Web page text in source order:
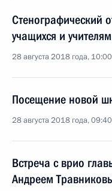
Стенографический
учащихся и
28 августа 2018 года, 10:00
Посещение новой
28 августа 2018 года, 09:40
Встреча с врио
Андреем